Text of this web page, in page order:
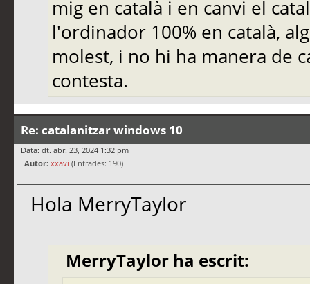
mig en català i en canvi el
l'ordinador 100% en català,
molest, i no hi ha manera de
contesta.
Re: catalanitzar windows 10
Data: dt. abr. 23, 2024 1:32 pm
Autor: xxavi (Entrades: 190)
Hola MerryTaylor
MerryTaylor ha escrit: